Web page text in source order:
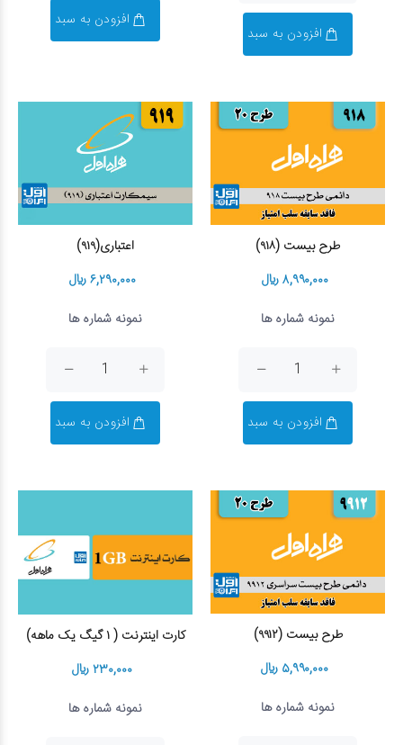
افزودن به سبد
افزودن به سبد
طرح بیست (۹۱۸)
۸,۹۹۰,۰۰۰ ریال
نمونه شماره ها
افزودن به سبد
اعتباری(۹۱۹)
۶,۲۹۰,۰۰۰ ریال
نمونه شماره ها
افزودن به سبد
طرح بیست (۹۹۱۲)
۵,۹۹۰,۰۰۰ ریال
نمونه شماره ها
کارت اینترنت ( ۱ گیگ یک ماهه)
۲۳۰,۰۰۰ ریال
نمونه شماره ها